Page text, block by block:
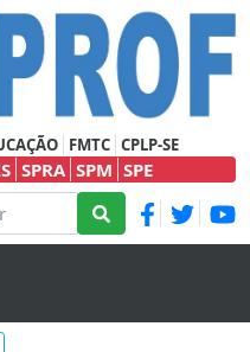
FMTC CPLP-SE
SPRA SPM SPE